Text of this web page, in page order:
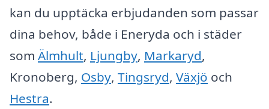
kan du upptäcka erbjudanden som passar
dina behov, både i Eneryda och i städer
som Älmhult, Ljungby, Markaryd,
Kronoberg, Osby, Tingsryd, Växjö och
Hestra.